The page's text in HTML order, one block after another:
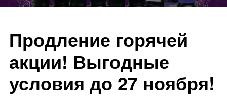
Продление горячей
акции! Выгодные
условия до 27 ноября!